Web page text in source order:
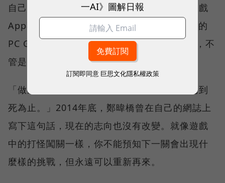
自己還是會一直在遊戲開發領域裡，只是做遊戲
App不會是唯一的選項。無論是回到原先熟悉的
PC Game，或是嘗試最近話題正熱的VR遊戲，不
管是哪一個平台的遊戲都是可能的選項。
「做遊戲是我一輩子的志業，我會做遊戲到老到
死為止。」2014年底，鄭暐橋曾在自己的網誌上
寫下這句話，現在的志向也沒有改變。就像遊戲
中的打怪闖關一樣，你不能預知下一關會出現什
麼樣的挑戰，但永遠可以重新再來。
一AI》圖解日報
訂閱即同意 巨思文化隱私權政策